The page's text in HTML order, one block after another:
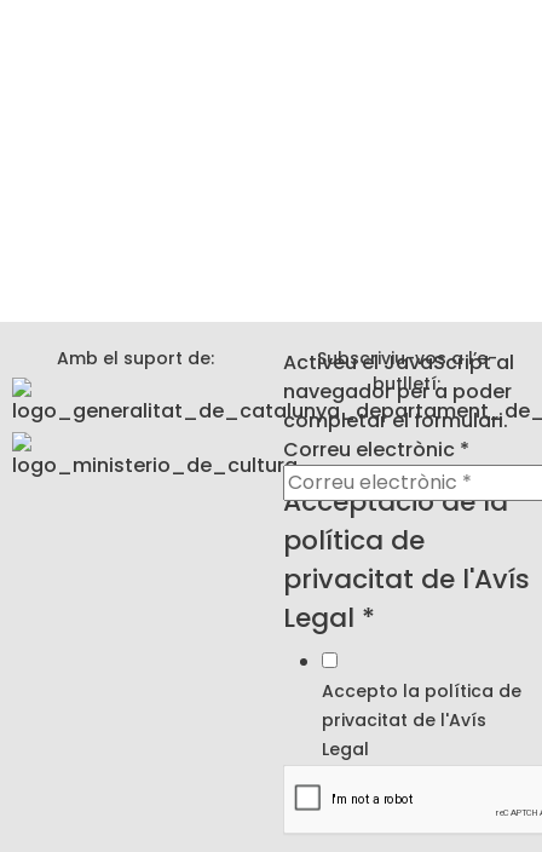
Amb el suport de:
Subscriviu-vos a l’e-
butlletí:
Activeu el JavaScript al
navegador per a poder
completar el formulari.
Correu
privacitat
de
Correu electrònic *
Acceptació de la
política de
privacitat de l'Avís
Legal *
Accepto la política de
privacitat de l'Avís
Legal